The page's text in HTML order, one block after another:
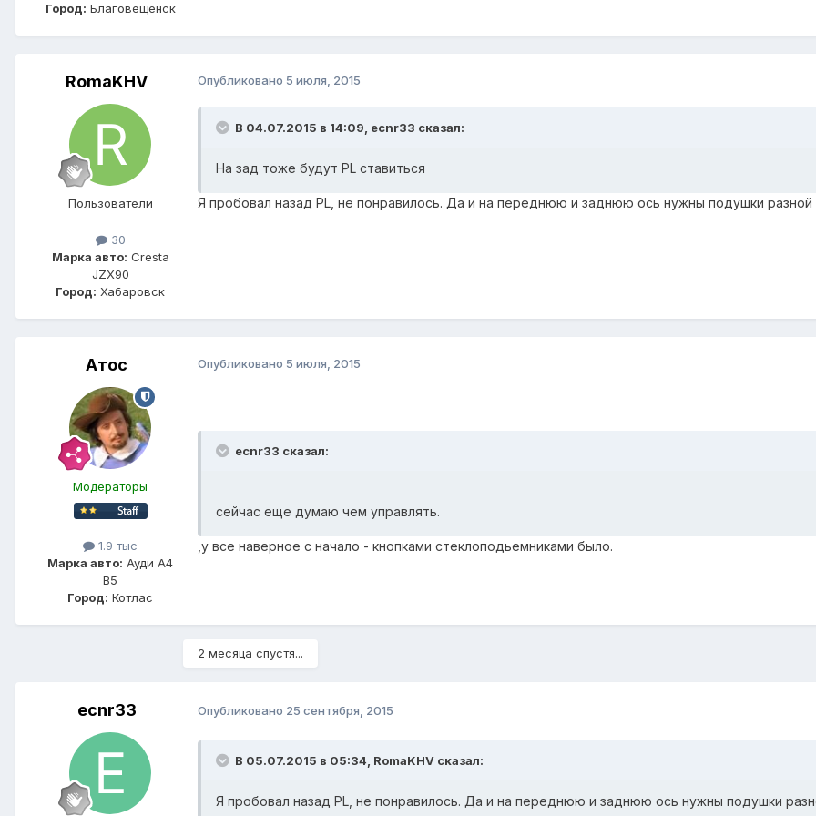
Город: Благовещенск
RomaKHV
Пользователи
30
Марка авто: Cresta
JZX90
Город: Хабаровск
Опубликовано 5 июля, 2015
В 04.07.2015 в 14:09, ecnr33 сказал:
На зад тоже будут PL ставиться
Я пробовал назад PL, не понравилось. Да и на переднюю и заднюю ось нужны подушки разной
Атос
Модераторы
1.9 тыс
Марка авто: Ауди А4
В5
Город: Котлас
Опубликовано 5 июля, 2015
ecnr33 сказал:
сейчас еще думаю чем управлять.
,у все наверное с начало - кнопками стеклоподьемниками было.
2 месяца спустя...
ecnr33 Опубликовано 25 сентября, 2015
В 05.07.2015 в 05:34, RomaKHV сказал:
Я пробовал назад PL, не понравилось. Да и на переднюю и заднюю ось нужны подушки